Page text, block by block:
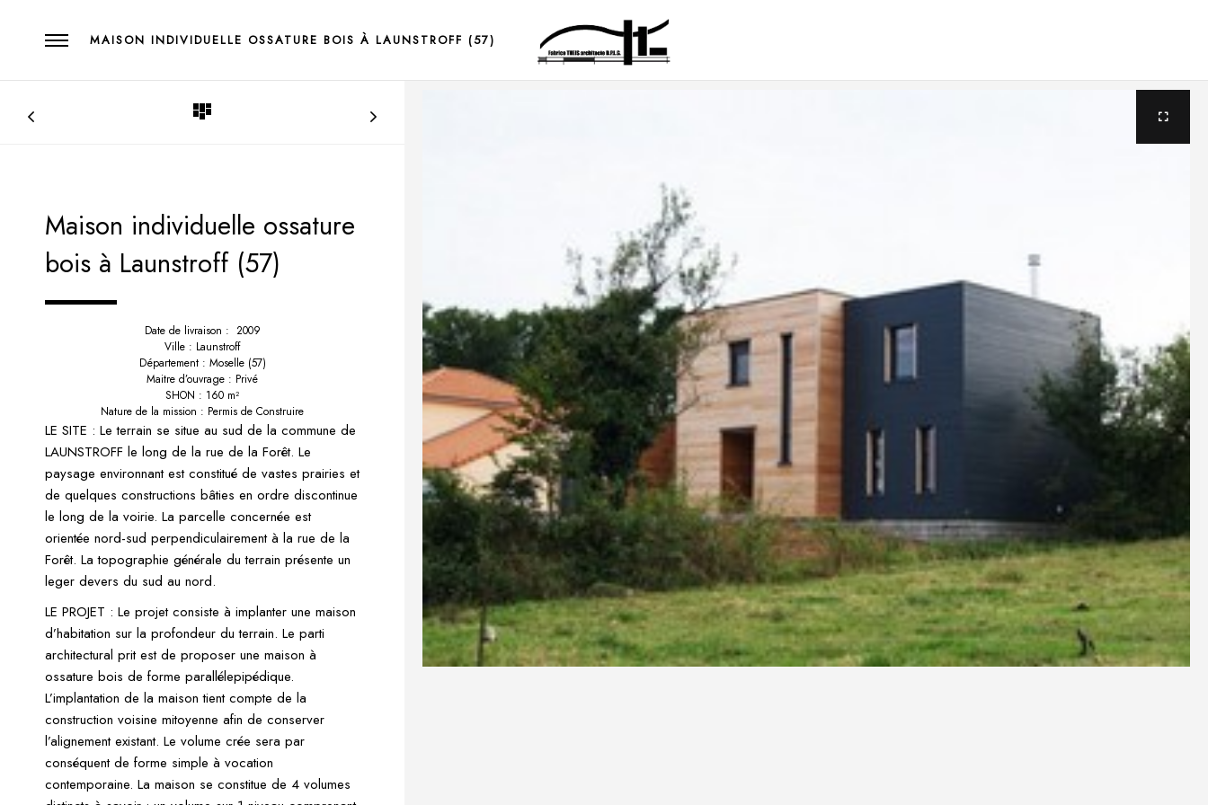
MAISON INDIVIDUELLE OSSATURE BOIS À LAUNSTROFF (57)
Maison individuelle ossature
bois à Launstroff (57)
Date de livraison : 2009
Ville : Launstroff
Département : Moselle (57)
Maitre d’ouvrage : Privé
SHON : 160 m²
Nature de la mission : Permis de Construire
LE SITE : Le terrain se situe au sud de la commune de
LAUNSTROFF le long de la rue de la Forêt. Le
paysage environnant est constitué de vastes prairies et
de quelques constructions bâties en ordre discontinue
le long de la voirie. La parcelle concernée est
orientée nord-sud perpendiculairement à la rue de la
Forêt. La topographie générale du terrain présente un
leger devers du sud au nord.
LE PROJET : Le projet consiste à implanter une maison
d’habitation sur la profondeur du terrain. Le parti
architectural prit est de proposer une maison à
ossature bois de forme parallélepipédique.
L’implantation de la maison tient compte de la
construction voisine mitoyenne afin de conserver
l’alignement existant. Le volume crée sera par
conséquent de forme simple à vocation
contemporaine. La maison se constitue de 4 volumes